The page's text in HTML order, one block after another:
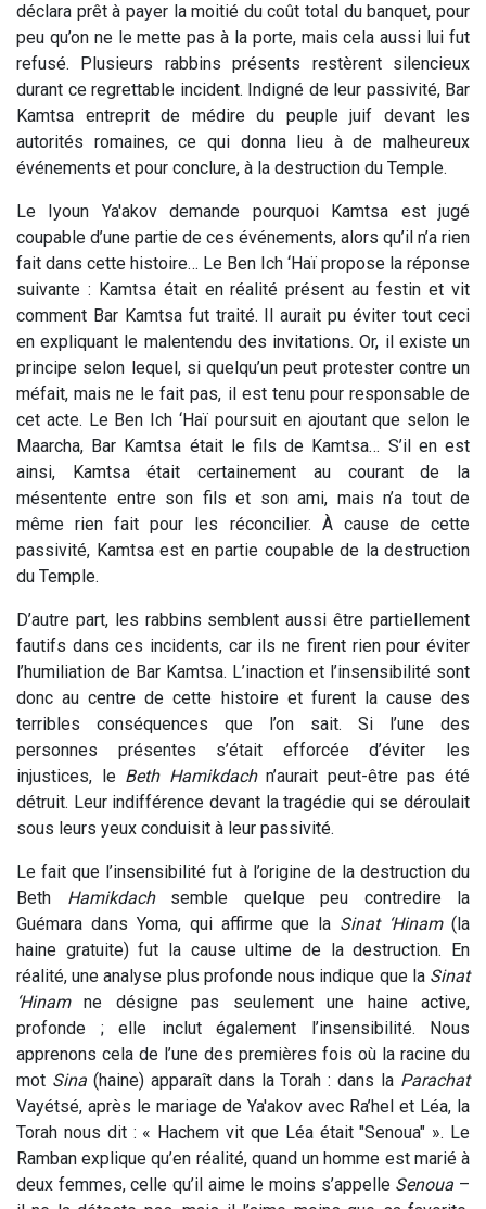
déclara prêt à payer la moitié du coût total du banquet, pour
peu qu’on ne le mette pas à la porte, mais cela aussi lui fut
refusé. Plusieurs rabbins présents restèrent silencieux
durant ce regrettable incident. Indigné de leur passivité, Bar
Kamtsa entreprit de médire du peuple juif devant les
autorités romaines, ce qui donna lieu à de malheureux
événements et pour conclure, à la destruction du Temple.
Le Iyoun Ya'akov
demande pourquoi Kamtsa est jugé
coupable d’une partie de ces événements, alors qu’il n’a rien
fait dans cette histoire… Le Ben Ich ‘Haï propose la réponse
suivante : Kamtsa était en réalité présent au festin et vit
comment Bar Kamtsa fut traité. Il aurait pu éviter tout ceci
en expliquant le malentendu des invitations. Or, il existe un
principe selon lequel, si quelqu’un peut protester contre un
méfait, mais ne le fait pas, il est tenu pour responsable de
cet acte. Le Ben Ich ‘Haï poursuit en ajoutant que selon le
Maarcha, Bar Kamtsa était le fils de Kamtsa… S’il en est
ainsi, Kamtsa était certainement au courant de la
mésentente entre son fils et son ami, mais n’a tout de
même rien fait pour les réconcilier. À cause de cette
passivité, Kamtsa est en partie coupable de la destruction
du Temple.
D’autre part, les rabbins semblent aussi être partiellement
fautifs dans ces incidents, car ils ne firent rien pour éviter
l’humiliation de Bar Kamtsa. L’inaction et l’insensibilité sont
donc au centre de cette histoire et furent la cause des
terribles conséquences que l’on sait. Si l’une des
personnes présentes s’était efforcée d’éviter les
injustices, le Beth Hamikdachn’aurait peut-être pas été
détruit. Leur indifférence devant la tragédie qui se déroulait
sous leurs yeux conduisit à leur passivité.
Le fait que l’insensibilité fut à l’origine de la destruction du
Beth Hamikdachsemble quelque peu contredire la
Guémara dans Yoma, qui affirme que la Sinat ‘Hinam(la
haine gratuite) fut la cause ultime de la destruction. En
réalité, une analyse plus profonde nous indique que la Sinat
‘Hinamne désigne pas seulement une haine active,
profonde ; elle inclut également l’insensibilité. Nous
apprenons cela de l’une des premières fois où la racine du
mot Sina(haine) apparaît dans la Torah : dans la Parachat
Vayétsé, après le mariage de Ya'akov avec Ra’hel et Léa, la
Torah nous dit : « Hachem vit que Léa était "Senoua" ». Le
Ramban explique qu’en réalité, quand un homme est marié à
deux femmes, celle qu’il aime le moins s’appelle Senoua –